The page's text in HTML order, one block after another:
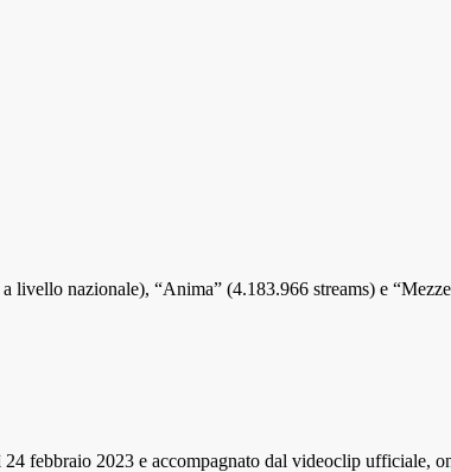
nazionale), “Anima” (4.183.966 streams) e
febbraio 2023 e accompagnato dal videoclip ufficiale,